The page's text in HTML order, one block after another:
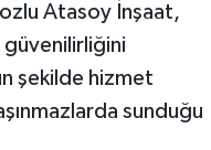
Atasoy İnşaat,
güvenilirliğini
şekilde hizmet
sunduğu